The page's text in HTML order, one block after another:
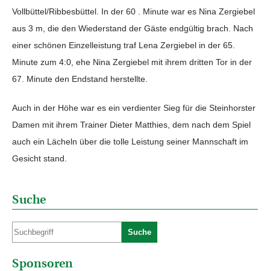
Vollbüttel/Ribbesbüttel. In der 60 . Minute war es Nina Zergiebel
aus 3 m, die den Wiederstand der Gäste endgültig brach. Nach
einer schönen Einzelleistung traf Lena Zergiebel in der 65.
Minute zum 4:0, ehe Nina Zergiebel mit ihrem dritten Tor in der
67. Minute den Endstand herstellte.
Auch in der Höhe war es ein verdienter Sieg für die Steinhorster
Damen mit ihrem Trainer Dieter Matthies, dem nach dem Spiel
auch ein Lächeln über die tolle Leistung seiner Mannschaft im
Gesicht stand.
Suche
Suche
Sponsoren